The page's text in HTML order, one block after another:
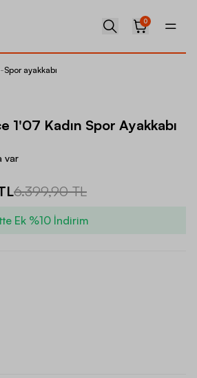
0
-Spor ayakkabı
1'07 Kadın Spor Ayakkabı
var
6.399,90 TL
Ek %10 İndirim